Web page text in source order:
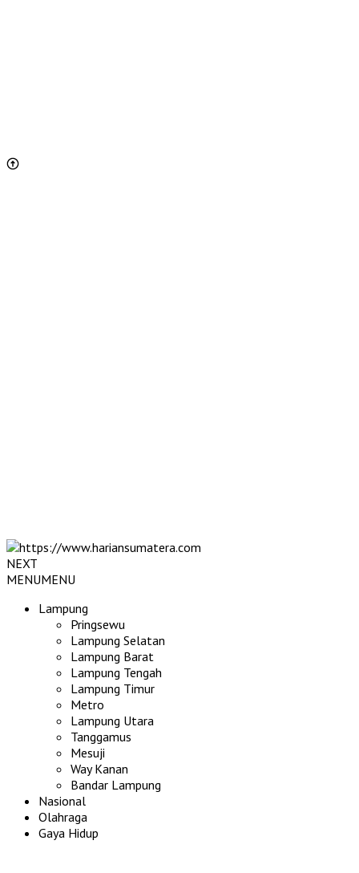
NEXT
MENUMENU
Lampung
Pringsewu
Lampung Selatan
Lampung Barat
Lampung Tengah
Lampung Timur
Metro
Lampung Utara
Tanggamus
Mesuji
Way Kanan
Bandar Lampung
Nasional
Olahraga
Gaya Hidup